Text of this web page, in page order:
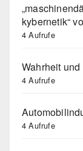
kybernetik“
4 Aufrufe
Wahrheit
4 Aufrufe
4 Aufrufe